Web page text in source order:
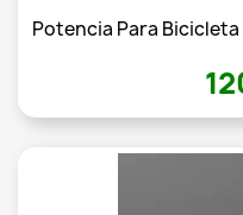
Potencia Para Bicicleta